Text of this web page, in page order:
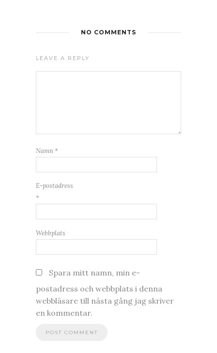
NO COMMENTS
LEAVE A REPLY
Namn *
E-postadress
*
Webbplats
Spara mitt namn, min e-
postadress och webbplats i denna
webbläsare till nästa gång jag skriver
en kommentar.